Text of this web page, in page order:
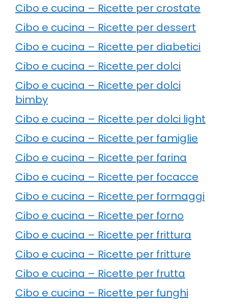
Cibo e cucina – Ricette per crostate
Cibo e cucina – Ricette per dessert
Cibo e cucina – Ricette per diabetici
Cibo e cucina – Ricette per dolci
Cibo e cucina – Ricette per dolci
bimby
Cibo e cucina – Ricette per dolci light
Cibo e cucina – Ricette per famiglie
Cibo e cucina – Ricette per farina
Cibo e cucina – Ricette per focacce
Cibo e cucina – Ricette per formaggi
Cibo e cucina – Ricette per forno
Cibo e cucina – Ricette per frittura
Cibo e cucina – Ricette per fritture
Cibo e cucina – Ricette per frutta
Cibo e cucina – Ricette per funghi